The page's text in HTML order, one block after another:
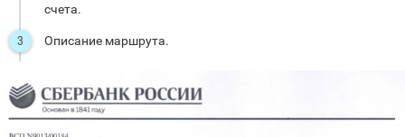
счета.
Описание маршрута.